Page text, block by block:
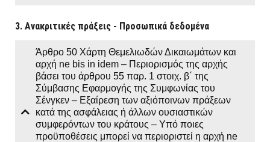
3. Ανακριτικές πράξεις - Προσωπικά δεδομένα
Άρθρο 50 Χάρτη Θεμελιωδών Δικαιωμάτων και
αρχή ne bis in idem – Περιορισμός της αρχής
βάσει του άρθρου 55 παρ. 1 στοιχ. β΄ της
Σύμβασης Εφαρμογής της Συμφωνίας του
Σένγκεν – Εξαίρεση των αξιόποινων πράξεων
κατά της ασφάλειας ή άλλων ουσιαστικών
συμφερόντων του κράτους – Υπό ποιες
προϋποθέσεις μπορεί να περιοριστεί η αρχή ne